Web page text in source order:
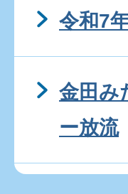
令和7
金田み
ー放流